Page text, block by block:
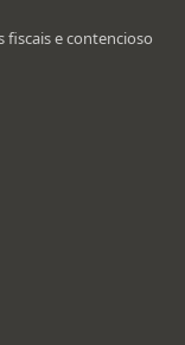
e contencioso